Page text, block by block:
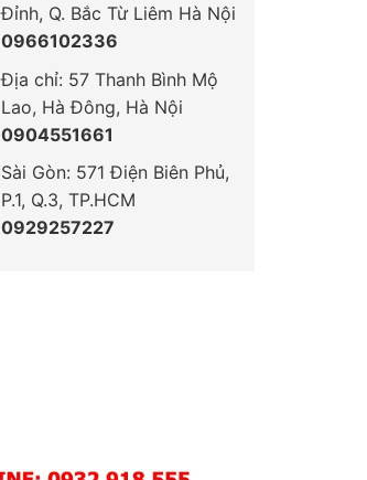
Đỉnh, Q. Bắc Từ Liêm Hà Nội
0966102336
Địa chỉ: 57 Thanh Bình Mộ
Lao, Hà Đông, Hà Nội
0904551661
Sài Gòn: 571 Điện Biên Phủ,
P.1, Q.3, TP.HCM
0929257227